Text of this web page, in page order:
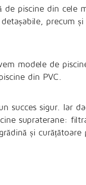
de piscine din cele
precum
modele de
din PVC.
succes sigur. Iar
supraterane:
și curățătoare